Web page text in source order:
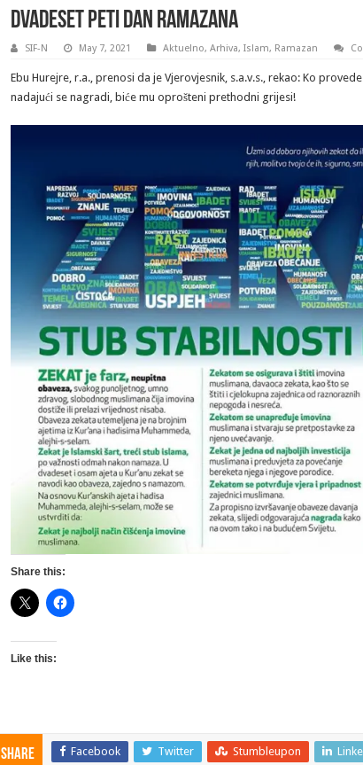
DVADESET PETI DAN RAMAZANA
SIF-N May 7, 2021 Aktuelno, Arhiva, Islam, Ramazan
Ebu Hurejre, r.a., prenosi da je Vjerovjesnik, s.a.v.s., rekao: Ko
nadajući se nagradi, biće mu oprošteni prethodni grijesi!
Share this:
Like this:
Share Facebook Twitter Stumbleupon